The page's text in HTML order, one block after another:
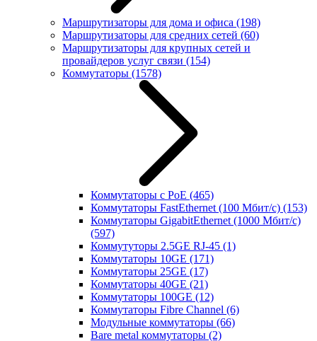
Маршрутизаторы для дома и офиса (198)
Маршрутизаторы для средних сетей (60)
Маршрутизаторы для крупных сетей и
провайдеров услуг связи (154)
Коммутаторы (1578)
Коммутаторы с PoE (465)
Коммутаторы FastEthernet (100 Мбит/с) (153)
Коммутаторы GigabitEthernet (1000 Мбит/с)
(597)
Коммутуторы 2.5GE RJ-45 (1)
Коммутаторы 10GE (171)
Коммутаторы 25GE (17)
Коммутаторы 40GE (21)
Коммутаторы 100GE (12)
Коммутаторы Fibre Channel (6)
Модульные коммутаторы (66)
Bare metal коммутаторы (2)